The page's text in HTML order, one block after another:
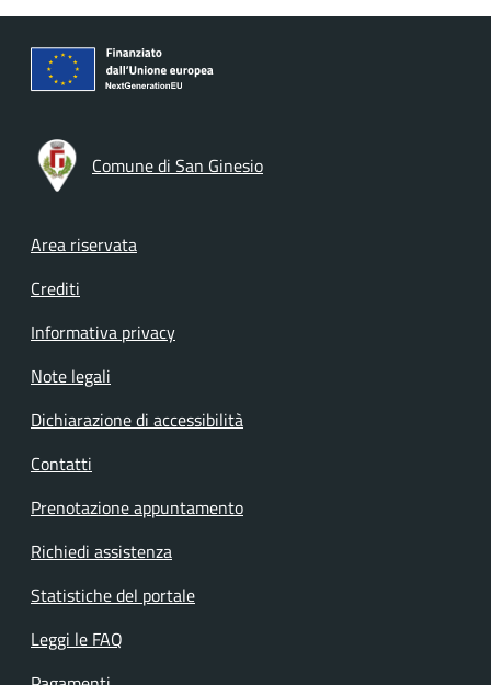
Comune di San Ginesio
Footer menu
Area riservata
Crediti
Informativa privacy
Note legali
Dichiarazione di accessibilità
Contatti
Prenotazione appuntamento
Richiedi assistenza
Statistiche del portale
Leggi le FAQ